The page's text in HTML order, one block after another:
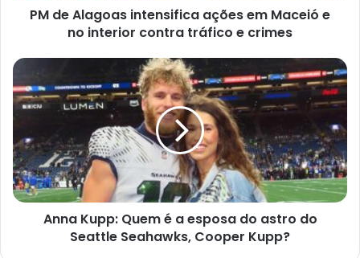
PM de Alagoas intensifica ações em Maceió e
no interior contra tráfico e crimes
Anna Kupp: Quem é a esposa do astro do
Seattle Seahawks, Cooper Kupp?